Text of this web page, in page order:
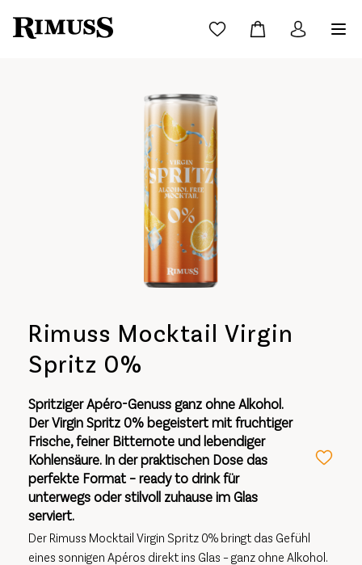
Rimuss Mocktail Virgin
Spritz 0%
Spritziger Apéro-Genuss ganz ohne Alkohol.
Der Virgin Spritz 0% begeistert mit fruchtiger
Frische, feiner Bitternote und lebendiger
Kohlensäure. In der praktischen Dose das
perfekte Format – ready to drink für
unterwegs oder stilvoll zuhause im Glas
serviert.
Der Rimuss Mocktail Virgin Spritz 0% bringt das Gefühl
eines sonnigen Apéros direkt ins Glas – ganz ohne Alkohol.